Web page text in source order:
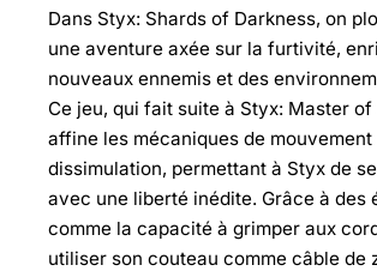
Dans Styx: Shards of Darkness, on
une aventure axée sur la furtivité,
nouveaux ennemis et des
Ce jeu, qui fait suite à Styx: Master of
affine les mécaniques de mouvement
dissimulation, permettant à Styx de
avec une liberté inédite. Grâce à des
comme la capacité à grimper aux
utiliser son couteau comme câble de